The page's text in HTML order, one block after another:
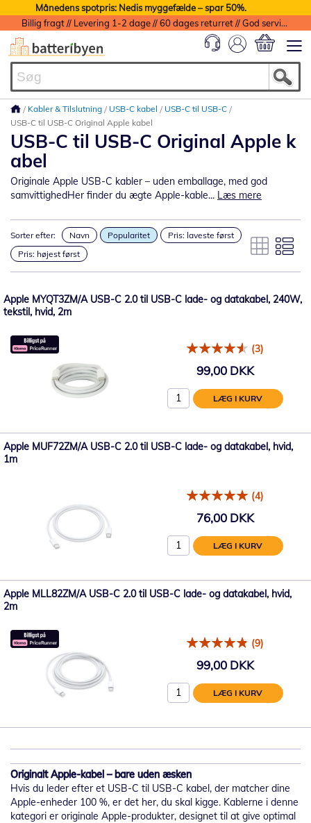
Månedens spotpris: Nedis myggefælde – spar 50%.
Billig fragt // Levering 1-2 dage // 60 dages returret // God service med garanti
Kabler & Tilslutning USB-C kabel
USB-C til USB-C
USB-C til USB-C Original Apple kabel
USB-C til USB-C Original Apple k
abel
Originale Apple USB-C kabler – uden emballage, med god
samvittighedHer finder du ægte Apple-kable... Læs mere
Sorter efter: Navn Popularitet
Pris: laveste først
Pris: højest først
Apple MYQT3ZM/A USB-C 2.0 til USB-C lade- og datakabel, 240W,
tekstil, hvid, 2m
(3)
99,00 DKK
LÆG I KURV
Apple MUF72ZM/A USB-C 2.0 til USB-C lade- og datakabel, hvid,
1m
(4)
76,00 DKK
LÆG I KURV
Apple MLL82ZM/A USB-C 2.0 til USB-C lade- og datakabel, hvid,
2m
(9)
99,00 DKK
LÆG I KURV
Originalt Apple-kabel – bare uden æsken
Hvis du leder efter et USB-C til USB-C kabel, der matcher dine
Apple-enheder 100 %, er det her, du skal kigge. Kablerne i denne
kategori er originale Apple-produkter, designet til at give optimal